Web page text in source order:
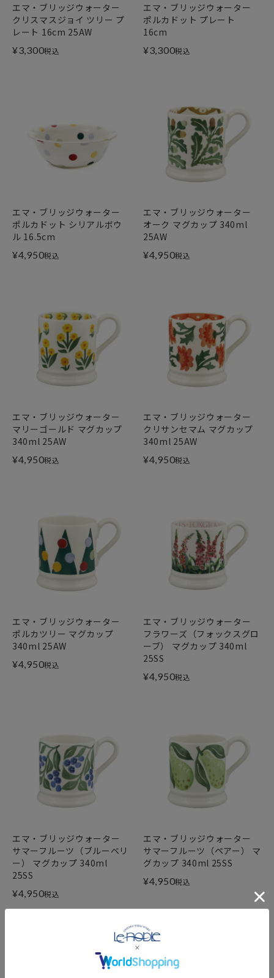
エマ・ブリッジウォーター
クリスマスジョイ ツリー プ
レート 16cm 25AW
¥3,300税込
エマ・ブリッジウォーター
ポルカドット プレート
16cm
¥3,300税込
エマ・ブリッジウォーター
ポルカドット シリアルボウ
ル 16.5cm
¥4,950税込
エマ・ブリッジウォーター
オーク マグカップ 340ml
25AW
¥4,950税込
エマ・ブリッジウォーター
マリーゴールド マグカップ
340ml 25AW
¥4,950税込
エマ・ブリッジウォーター
クリサンセマム マグカップ
340ml 25AW
¥4,950税込
エマ・ブリッジウォーター
ポルカツリー マグカップ
340ml 25AW
¥4,950税込
エマ・ブリッジウォーター
フラワーズ（フォックスグロ
ーブ） マグカップ 340ml
25SS
¥4,950税込
エマ・ブリッジウォーター
サマーフルーツ（ブルーベリ
ー） マグカップ 340ml
25SS
¥4,950税込
エマ・ブリッジウォーター
サマーフルーツ（ペアー） マ
グカップ 340ml 25SS
¥4,950税込